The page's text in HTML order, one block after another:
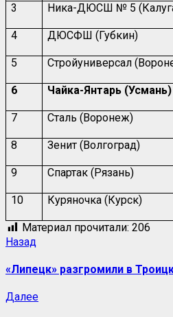
3 Ника-ДЮСШ № 5
4 ДЮСФШ (Губкин)
5 Стройуниверсал
6 Чайка-Янтарь (Усмань)
7 Сталь (Воронеж)
8 Зенит (Волгоград)
9 Спартак (Рязань)
10 Куряночка (Курск)
Материал прочитали: 206
Назад
«Липецк» разгромили в
Далее